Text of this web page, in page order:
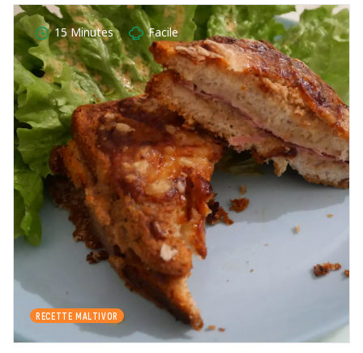
RECETTE MALTIVOR
15 Minutes Facile